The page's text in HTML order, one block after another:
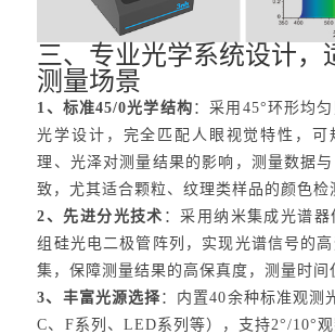
三、专业光学系统设计，
测量场景
1、标准45/0光学结构 ：采用45°环形均
光学设计，完全匹配人眼视觉特性，可
理、光泽对测量结果的影响，测量数据
致，尤其适合颗粒、纹理类样品的颜色检
2、先进分光技术 ：采用纳米集成光谱
组硅光电二极管阵列，实现光谱信号的
集，保障测量结果的高保真度，测量时间
3、丰富光源选择：内置40余种标准观测
C、F系列、LED系列等），支持2°/10°